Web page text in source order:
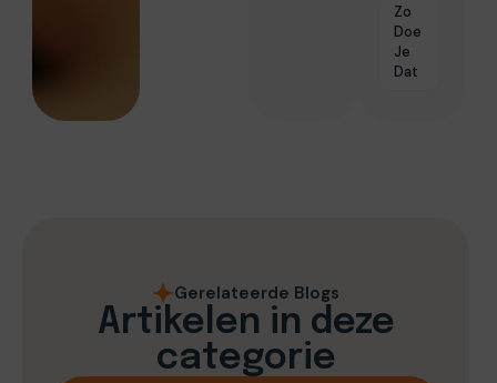
Zo
Doe
Je
Dat
Gerelateerde Blogs
Artikelen in deze
categorie